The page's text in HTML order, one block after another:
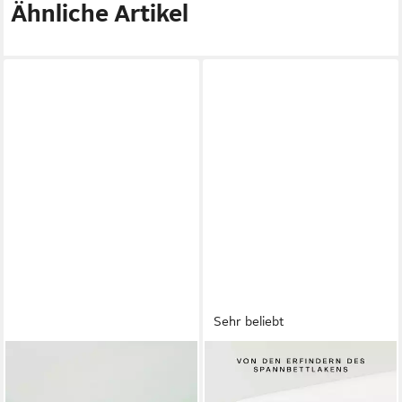
Ähnliche Artikel
Sehr beliebt
SCHLAFGUT
Bettlaken 100% gekämmte